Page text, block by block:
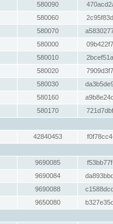
580090
580060
580070
580000
580010
580020
580030
580160
580170
42840453
9690085
9690084
9690088
9650080